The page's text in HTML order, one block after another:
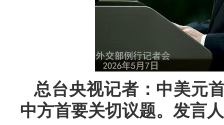
总台央视记者：中美元
中方首要关切议题。发言